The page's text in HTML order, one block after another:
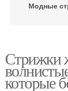
Модные
Стрижки
которые